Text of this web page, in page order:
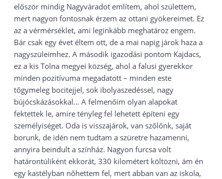
először mindig Nagyváradot említem, ahol születtem,
mert nagyon fontosnak érzem az ottani gyökereimet. Ez
az a vérmérséklet, ami leginkább meghatároz engem.
Bár csak egy évet éltem ott, de a mai napig járok haza a
nagyszüleimhez. A második igazodási pontom Kajdacs,
ez a kis Tolna megyei község, ahol a falusi gyerekkor
minden pozitívuma megadatott – minden este
tőgymeleg bocitejjel, sok ibolyaszedéssel, nagy
bújócskázásokkal… A felmenőim olyan alapokat
fektettek le, amire tényleg fel lehetett építeni egy
személyiséget. Oda is visszajárok, van szőlőnk, saját
borunk, de idén nem tudtam a szüretre hazamenni,
annyira beindult a színház. Nagyon furcsa volt
határontúliként ekkorát, 330 kilométert költözni, ám én
egy kastélyban nőhettem fel, mert abban van az iskola,